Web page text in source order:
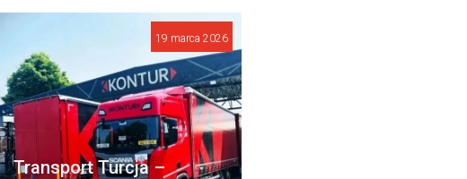
Transport Turcja –
19 marca 2026